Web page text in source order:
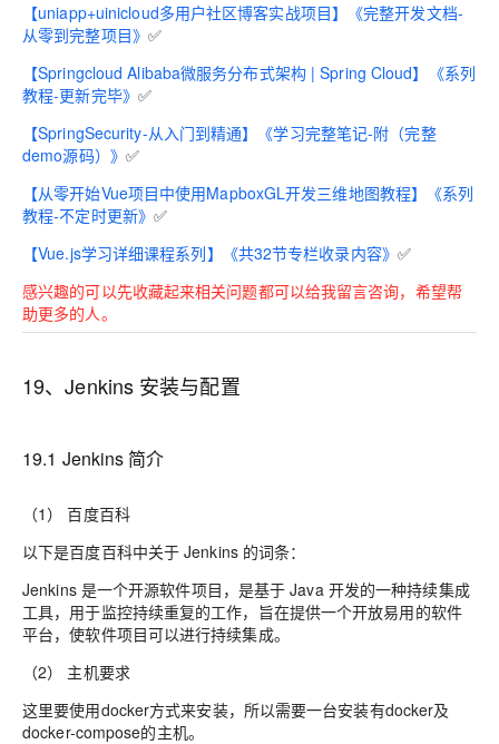
【uniapp+uinicloud多用户社区博客实战项目】《完整开发文档-
从零到完整项目》 ✅
【Springcloud Alibaba微服务分布式架构 | Spring Cloud】《系列
教程-更新完毕》 ✅
【SpringSecurity-从入门到精通】《学习完整笔记-附（完整
demo源码）》 ✅
【从零开始Vue项目中使用MapboxGL开发三维地图教程】《系列
教程-不定时更新》 ✅
【Vue.js学习详细课程系列】《共32节专栏收录内容》 ✅
感兴趣的可以先收藏起来相关问题都可以给我留言咨询，希望帮
助更多的人。
19、Jenkins 安装与配置
19.1 Jenkins 简介
（1） 百度百科
以下是百度百科中关于 Jenkins 的词条：
Jenkins 是一个开源软件项目，是基于 Java 开发的一种持续集成
工具，用于监控持续重复的工作，旨在提供一个开放易用的软件
平台，使软件项目可以进行持续集成。
（2） 主机要求
这里要使用docker方式来安装，所以需要一台安装有docker及
docker-compose的主机。